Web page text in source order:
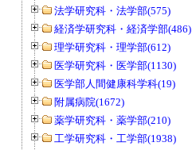
法学研究科・法学部(575)
経済学研究科・経済学部(486)
理学研究科・理学部(612)
医学研究科・医学部(1130)
医学部人間健康科学科(19)
附属病院(1672)
薬学研究科・薬学部(210)
工学研究科・工学部(1938)